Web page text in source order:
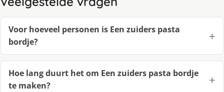
Voor hoeveel personen is Een zuiders pasta
bordje?
Hoe lang duurt het om Een zuiders pasta bordje
te maken?